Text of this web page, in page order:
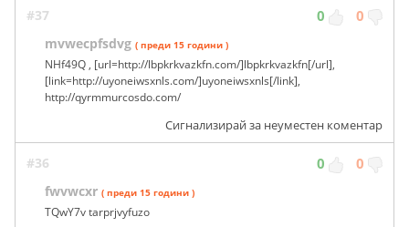
#37 0 0
mvwecpfsdvg ( преди 15 години )
NHf49Q , [url=http://lbpkrkvazkfn.com/]lbpkrkvazkfn[/url],
[link=http://uyoneiwsxnls.com/]uyoneiwsxnls[/link],
http://qyrmmurcosdo.com/
Сигнализирай за неуместен коментар
#36 0 0
fwvwcxr ( преди 15 години )
TQwY7v tarprjvyfuzo